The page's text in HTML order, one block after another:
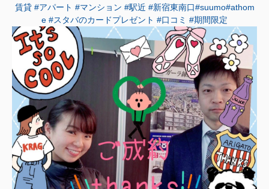
賃貸 #アパート #マンション #駅近 #新宿東南口#suumo#athom
e #スタバのカードプレゼント #口コミ #期間限定